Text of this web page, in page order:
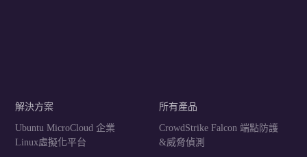
解決方案
Ubuntu MicroCloud 企業
Linux虛擬化平台
所有產品
CrowdStrike Falcon 端點防護
&威脅偵測